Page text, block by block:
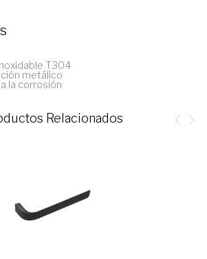
T304
metálico
la corrosión
Relacionados